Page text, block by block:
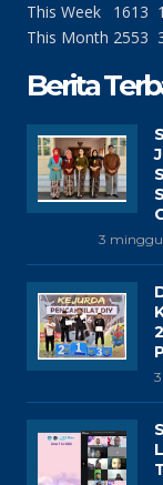
This Week
1613
This Month 2553
Berita
3